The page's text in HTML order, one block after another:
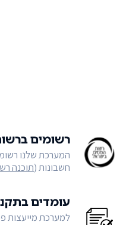
רשומים
המערכת שלנו
חשבונות (תוכנה רשומה
עומדים
למערכת מייעצות